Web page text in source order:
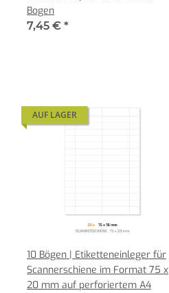
Bogen
7,45 € *
AUF LAGER
10 Bögen | Etiketteneinleger für
Scannerschiene im Format 75 x
20 mm auf perforiertem A4